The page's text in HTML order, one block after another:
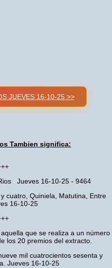
JUEVES 16-10-25 >>
Tambien significa:
Jueves 16-10-25 - 9464
cuatro, Quiniela, Matutina, Entre
16-10-25
que se realiza a un número
los 20 premios del extracto.
mil cuatrocientos sesenta y
Jueves 16-10-25